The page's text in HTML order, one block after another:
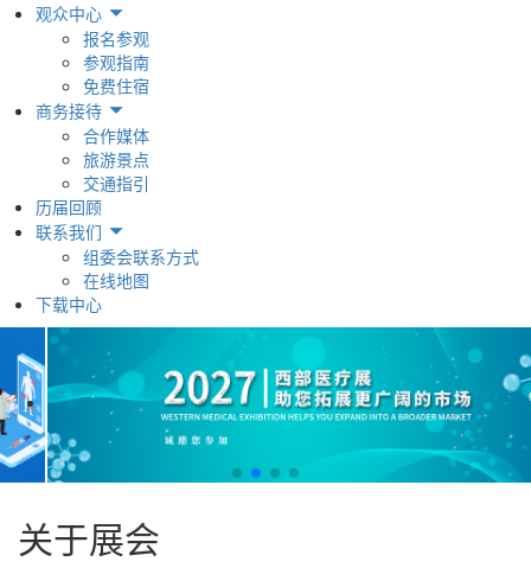
观众中心
报名参观
参观指南
免费住宿
商务接待
合作媒体
旅游景点
交通指引
历届回顾
联系我们
组委会联系方式
在线地图
下载中心
关于展会